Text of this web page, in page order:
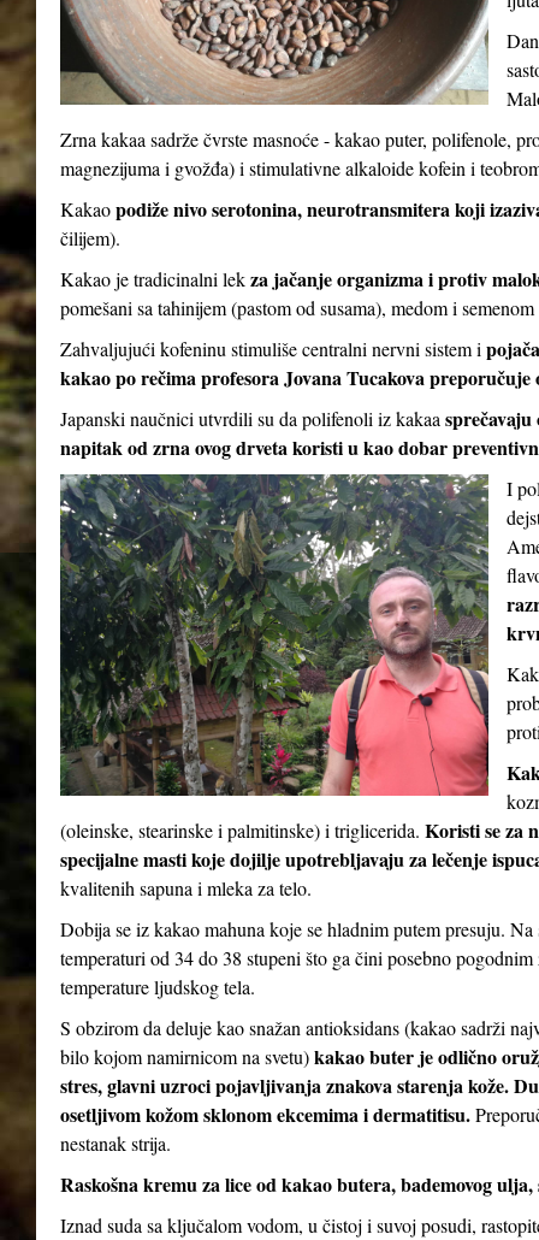
Zrna kakaa sadrže čvrste masnoće - kakao puter, polifenole,
magnezijuma i gvožđa) i stimulativne alkaloide kofein i
Kakaopodiže nivo serotonina, neurotransmitera koji
čilijem).
Kakao je tradicinalni lekza jačanje organizma i protiv
pomešani sa tahinijem (pastom od susama), medom i
Zahvaljujući kofeninu stimuliše centralni nervni sistem i
kakao po rečima profesora Jovana Tucakova preporučuje
Japanski naučnici utvrdili su da polifenoli iz kakaa
napitak od zrna ovog drveta koristi u kao dobar
I
(oleinske, stearinske i palmitinske) i triglicerida. Koristi se za
specijalne masti koje dojilje upotrebljavaju za lečenje
kvalitenih sapuna i mleka za telo.
Dobija se iz kakao mahuna koje se hladnim putem presuju.
temperaturi od 34 do 38 stupeni što ga čini posebno
temperature ljudskog tela.
S obzirom da deluje kao snažan antioksidans (kakao sadrži
bilo kojom namirnicom na svetu)kakao buter je odlično
stres, glavni uzroci pojavljivanja znakova starenja kože.
osetljivom kožom sklonom ekcemima i dermatitisu.
nestanak strija.
Raskošna kremu za lice od kakao butera, bademovog
Iznad suda sa ključalom vodom, u čistoj i suvoj posudi,